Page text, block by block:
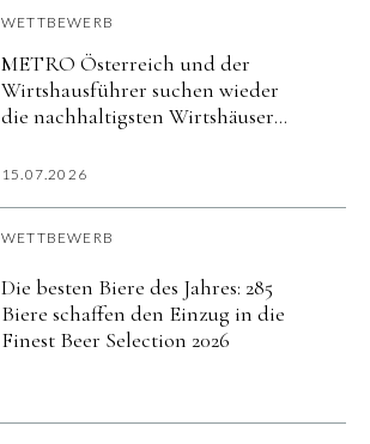
WETTBEWERB
METRO Österreich und der
Wirtshausführer suchen wieder
die nachhaltigsten Wirtshäuser
15.07.2026
WETTBEWERB
Die besten Biere des Jahres: 285
Biere schaffen den Einzug in die
Finest Beer Selection 2026